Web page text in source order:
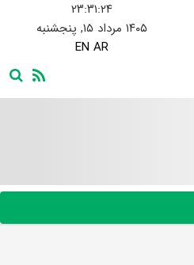
۲۳:۳۱:۲۵
۱۴۰۵ مرداد ۱۵, پنجشنبه
EN AR